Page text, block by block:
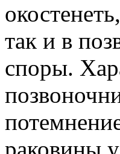
так и в
споры.